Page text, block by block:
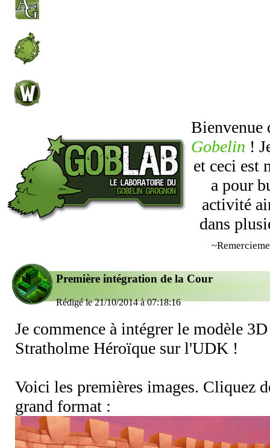
Bienvenue
Gobelin !
et ceci est
a pour
activité
dans
Première intégration de la Cour
Rédigé le 21/10/2014 à 07:18:16
Je commence à intégrer le modèle
Stratholme Héroïque sur l'UDK !
Voici les premières images. Cliquez
grand format :